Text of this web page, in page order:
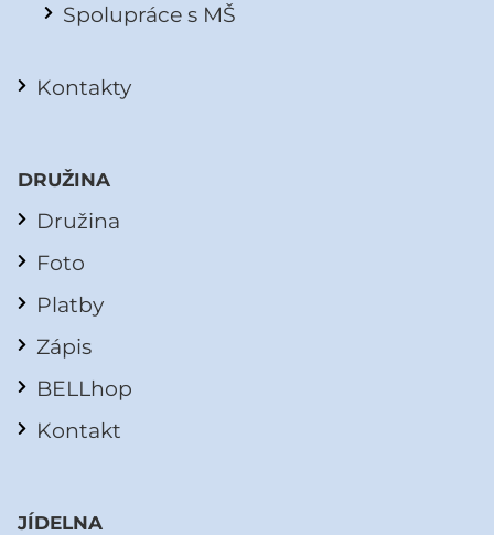
Spolupráce s MŠ
Kontakty
DRUŽINA
Družina
Foto
Platby
Zápis
BELLhop
Kontakt
JÍDELNA